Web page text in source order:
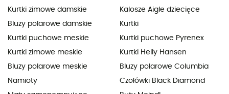
Kurtki zimowe damskie
Bluzy polarowe damskie
Kurtki puchowe meskie
Kurtki zimowe meskie
Bluzy polarowe meskie
Namioty
Kalosze Aigle dziecięce
Kurtki
Kurtki puchowe Pyrenex
Kurtki Helly Hansen
Bluzy polarowe Columbia
Czołówki Black Diamond